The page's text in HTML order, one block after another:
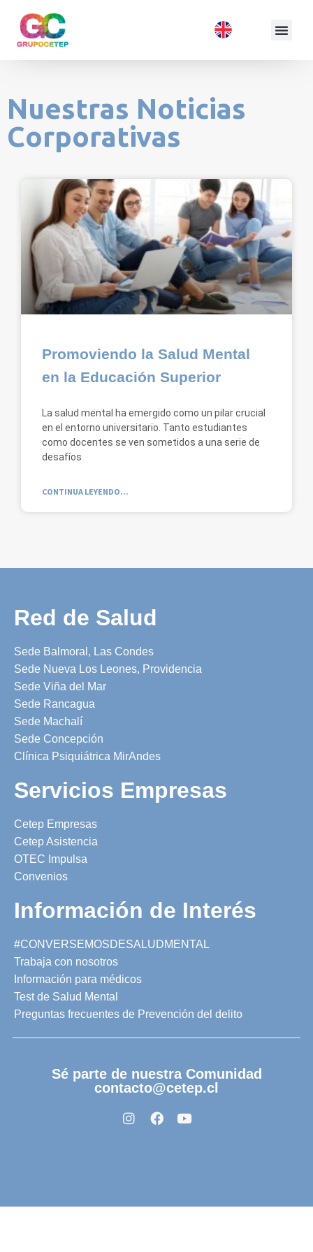
Nuestras Noticias
Corporativas
Promoviendo la Salud Mental
en la Educación Superior
La salud mental ha emergido como un pilar crucial
en el entorno universitario. Tanto estudiantes
como docentes se ven sometidos a una serie de
desafíos
CONTINUA LEYENDO...
Red de Salud
Sede Balmoral, Las Condes
Sede Nueva Los Leones, Providencia
Sede Viña del Mar
Sede Rancagua
Sede Machalí
Sede Concepción
Clínica Psiquiátrica MirAndes
Servicios Empresas
Cetep Empresas
Cetep Asistencia
OTEC Impulsa
Convenios
Información de Interés
#CONVERSEMOSDESALUDMENTAL
Trabaja con nosotros
Información para médicos
Test de Salud Mental
Preguntas frecuentes de Prevención del delito
Sé parte de nuestra Comunidad
contacto@cetep.cl